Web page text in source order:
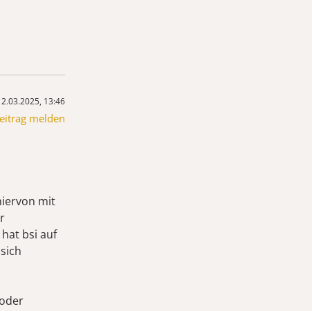
13:46
melden
mit
bsi auf